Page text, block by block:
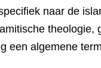
naar de
een algemene